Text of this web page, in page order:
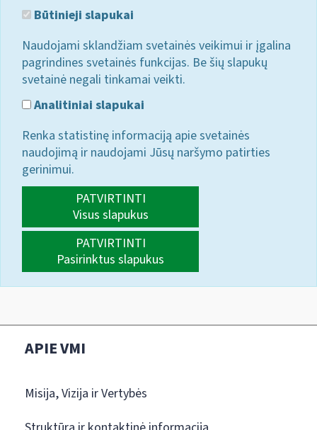
Būtinieji slapukai
Naudojami sklandžiam svetainės veikimui ir įgalina
pagrindines svetainės funkcijas. Be šių slapukų
svetainė negali tinkamai veikti.
Analitiniai slapukai
Renka statistinę informaciją apie svetainės
naudojimą ir naudojami Jūsų naršymo patirties
gerinimui.
PATVIRTINTI
Visus slapukus
PATVIRTINTI
Pasirinktus slapukus
APIE VMI
Misija, Vizija ir Vertybės